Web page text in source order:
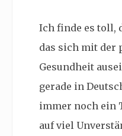
Ich finde es toll,
das sich mit der
Gesundheit
gerade in
immer noch ein
auf viel